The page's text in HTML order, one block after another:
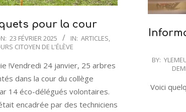
pour la cour
23 FÉVRIER 2025 IN: ARTICLES,
CITOYEN DE L'ÉLÈVE
!Vendredi 24 janvier, 25 arbres
dans la cour du collège
14 éco-délégués volontaires.
encadrée par des techniciens
2024-
06
BY:
Voici